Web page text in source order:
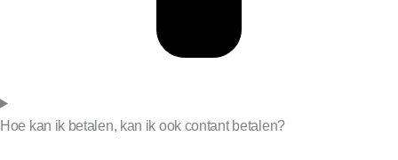
Hoe kan ik betalen, kan ik ook contant betalen?